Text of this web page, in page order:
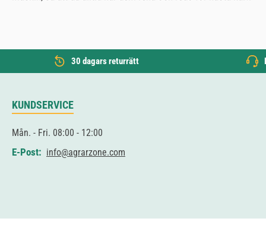
30 dagars returrätt
KUNDSERVICE
Mån. - Fri. 08:00 - 12:00
E-Post: info@agrarzone.com